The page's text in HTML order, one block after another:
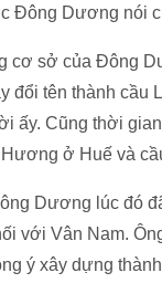
Đông Dương nói
cơ sở của Đông
đổi tên thành
ấy. Cũng thời
ở Huế và
Dương lúc đó
với Vân Nam.
ý xây dựng